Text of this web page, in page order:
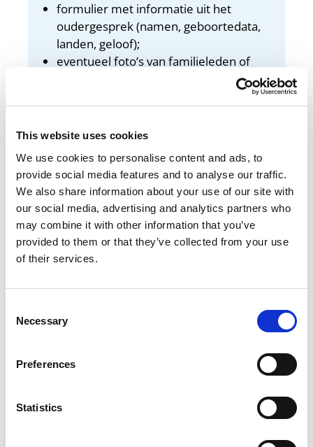
This website uses cookies
We use cookies to personalise content and ads, to
provide social media features and to analyse our traffic.
We also share information about your use of our site with
our social media, advertising and analytics partners who
may combine it with other information that you’ve
provided to them or that they’ve collected from your use
of their services.
Selection
Necessary
Preferences
Statistics
formulier met informatie uit het
oudergesprek (namen, geboortedata,
landen, geloof);
eventueel foto’s van familieleden of
stamboomschema (bijvoorbeeld uit de
pennen, kleurpotloden of stiften.
Leerlingen maken een stamboom van hun
familie en onderzoeken hun roots. Ze
reflecteren op welke kenmerken zij van hun
over hun eigen identiteit.